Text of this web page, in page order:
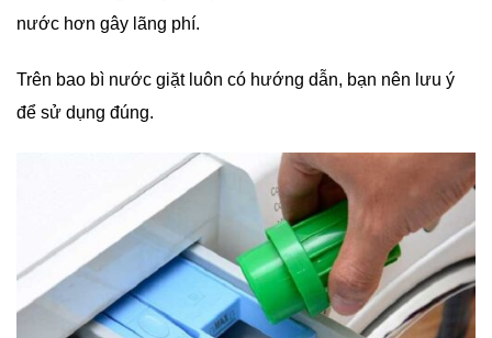
nước hơn gây lãng phí.
Trên bao bì nước giặt luôn có hướng dẫn, bạn nên lưu ý
để sử dụng đúng.